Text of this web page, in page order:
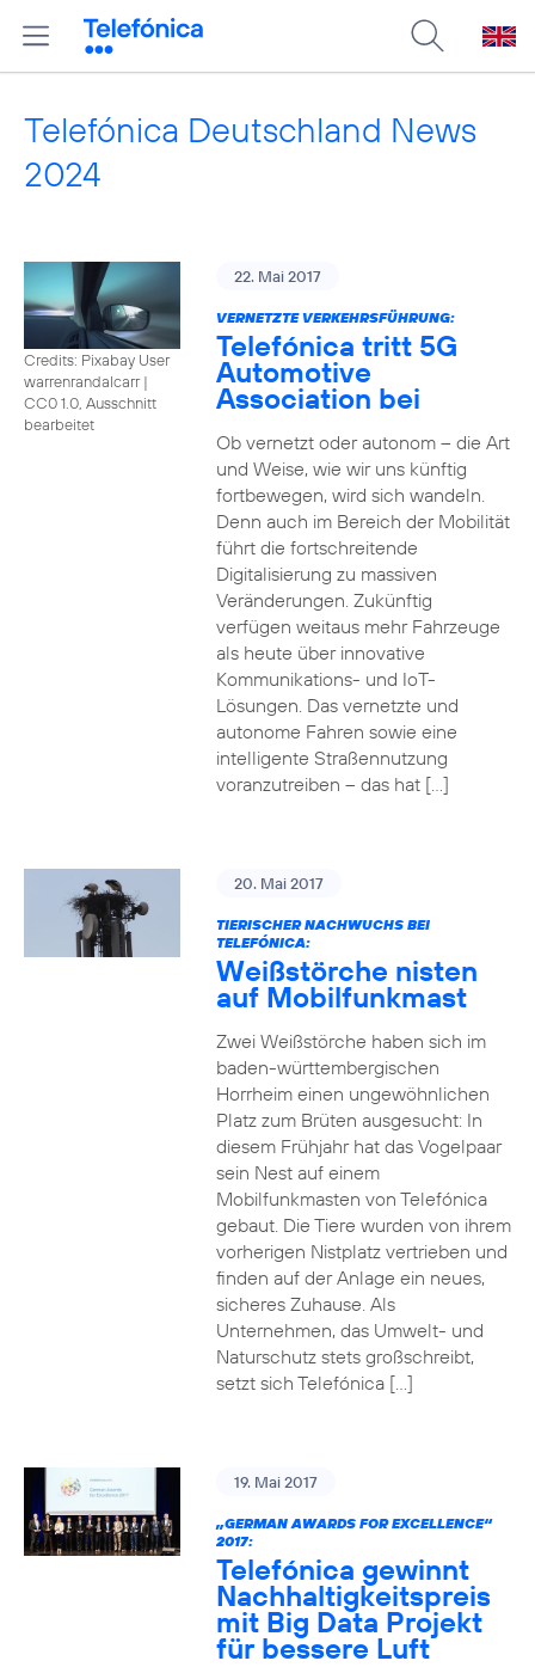
Telefónica Deutschland News
2024
Credits: Pixabay User
warrenrandalcarr|
CC0 1.0, Ausschnitt
bearbeitet
22. Mai 2017
VERNETZTE VERKEHRSFÜHRUNG:
Telefónica tritt 5G
Automotive
Association bei
Ob vernetzt oder autonom – die Art
und Weise, wie wir uns künftig
fortbewegen, wird sich wandeln.
Denn auch im Bereich der Mobilität
führt die fortschreitende
Digitalisierung zu massiven
Veränderungen. Zukünftig
verfügen weitaus mehr Fahrzeuge
als heute über innovative
Kommunikations- und IoT-
Lösungen. Das vernetzte und
autonome Fahren sowie eine
intelligente Straßennutzung
voranzutreiben – das hat […]
20. Mai 2017
TIERISCHER NACHWUCHS BEI
TELEFÓNICA:
Weißstörche nisten
auf Mobilfunkmast
Zwei Weißstörche haben sich im
baden-württembergischen
Horrheim einen ungewöhnlichen
Platz zum Brüten ausgesucht: In
diesem Frühjahr hat das Vogelpaar
sein Nest auf einem
Mobilfunkmasten von Telefónica
gebaut. Die Tiere wurden von ihrem
vorherigen Nistplatz vertrieben und
finden auf der Anlage ein neues,
sicheres Zuhause. Als
Unternehmen, das Umwelt- und
Naturschutz stets großschreibt,
setzt sich Telefónica […]
19. Mai 2017
„GERMAN AWARDS FOR EXCELLENCE“
2017:
Telefónica gewinnt
Nachhaltigkeitspreis
mit Big Data Projekt
für bessere Luft